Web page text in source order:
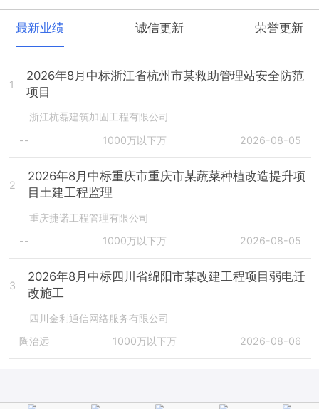
最新业绩 诚信更新 荣誉更新
1
2026年8月中标浙江省杭州市某救助管理站安全防范
项目
浙江杭磊建筑加固工程有限公司
--
1000万以下万 2026-08-05
2
2026年8月中标重庆市重庆市某蔬菜种植改造提升项
目土建工程监理
重庆捷诺工程管理有限公司
--
1000万以下万 2026-08-05
3
2026年8月中标四川省绵阳市某改建工程项目弱电迁
改施工
四川金利通信网络服务有限公司
陶治远
1000万以下万 2026-08-06